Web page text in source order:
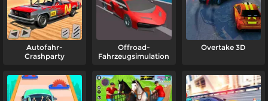
Autofahr-
Crashparty
Offroad-
Fahrzeugsimulation
Overtake 3D